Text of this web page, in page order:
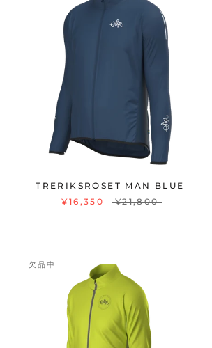
TRERIKSROSET MAN BLUE
¥16,350
¥21,800
欠品中